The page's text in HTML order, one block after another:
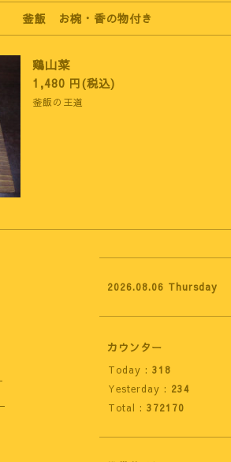
釜飯 お椀・香の物付き
鶏山菜
1,480 円(税込)
釜飯の王道
2026.08.06 Thursday
カウンター
Today : 318
Yesterday : 234
Total : 372170